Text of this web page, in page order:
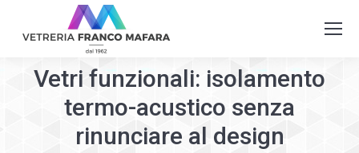
Vetri funzionali: isolamento
termo-acustico senza
rinunciare al design